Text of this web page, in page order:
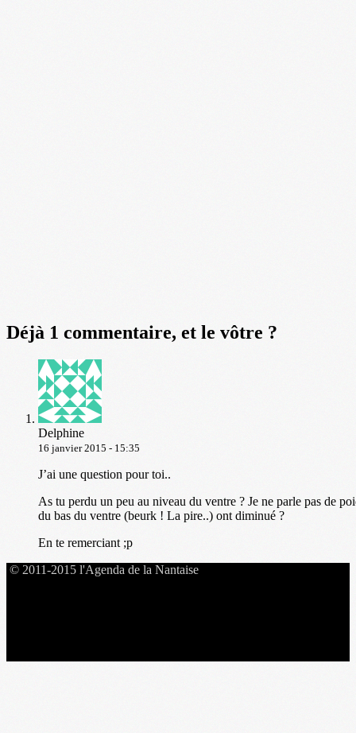
Déjà 1 commentaire, et le vôtre ?
Delphine
16 janvier 2015 - 15:35
J’ai une question pour toi..
As tu perdu un peu au niveau du ventre ? Je ne parle pas de
du bas du ventre (beurk ! La pire..) ont diminué ?
En te remerciant ;p
© 2011-2015 l'Agenda de la Nantaise